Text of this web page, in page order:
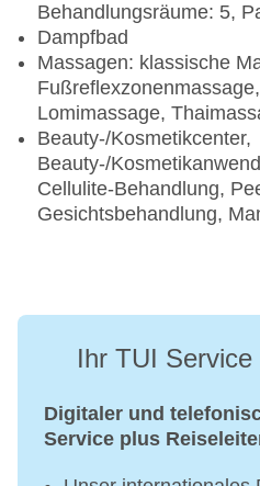
Behandlungsräume: 5,
Dampfbad
Massagen: klassische
Lomimassage,
Beauty-/Kosmetikcenter,
Beauty-/
Cellulite-Behandlung,
Gesichtsbehandlung,
Ihr TUI Service
Digitaler und
Service plus